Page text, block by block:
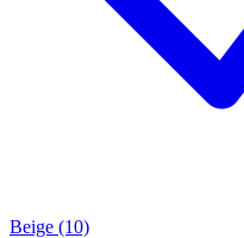
Beige (10)